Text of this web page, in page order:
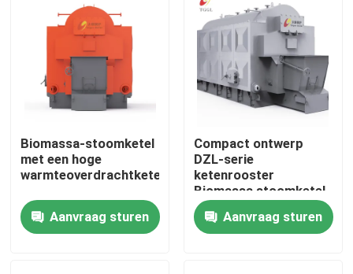
Ongeveer ons
Fabrieksreis
Kwaliteitscontrole
Contacteer ons
Nieuws
Biomassa-stoomketel
met een hoge
warmteoverdrachtketen
Aanvraag sturen
Compact ontwerp
DZL-serie
ketenrooster
Biomassa stoomketel
Hoog thermisch
rendement
Aanvraag sturen